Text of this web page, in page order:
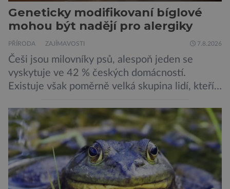
Geneticky modifikovaní bíglové
mohou být nadějí pro alergiky
PŘÍRODA ZAJÍMAVOSTI 7.8.2026
Češi jsou milovníky psů, alespoň jeden se
vyskytuje ve 42 % českých domácností.
Existuje však poměrně velká skupina lidí, kteří
jsou alergičtí. Jejich imunitní systém
přecitlivěle reaguje na proteiny obsažené v
psích slinách, potu, moči a šupinkách kůže,
zachycených v srsti. Vědci nyní geneticky
upravili psy, aby […]